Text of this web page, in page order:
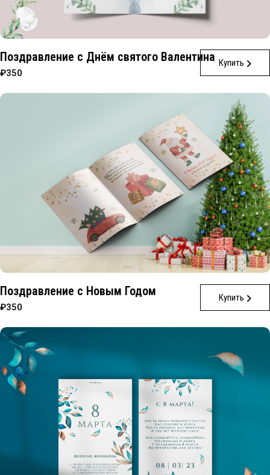
Поздравление с Днём святого Валентина
₽350
Купить
Поздравление с Новым Годом
₽350
Купить